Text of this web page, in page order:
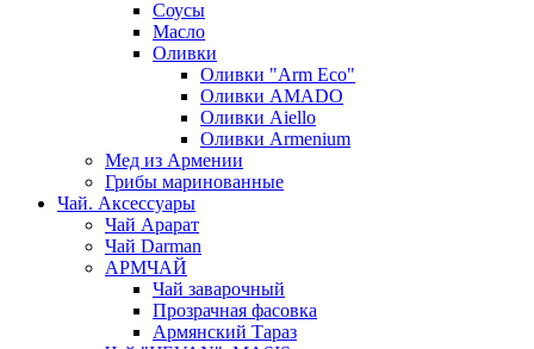
Соусы
Масло
Оливки
Оливки "Arm Eco"
Оливки AMADO
Оливки Aiello
Оливки Armenium
Мед из Армении
Грибы маринованные
Чай. Аксессуары
Чай Арарат
Чай Darman
АРМЧАЙ
Чай заварочный
Прозрачная фасовка
Армянский Тараз